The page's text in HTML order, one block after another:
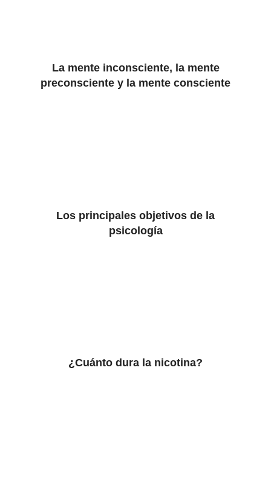
La mente inconsciente, la mente
preconsciente y la mente consciente
Los principales objetivos de la
psicología
¿Cuánto dura la nicotina?